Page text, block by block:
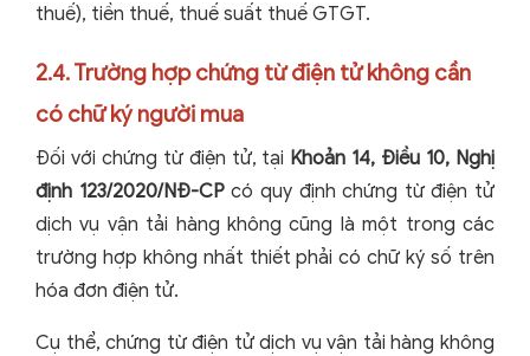
thuế), tiền thuế, thuế suất thuế GTGT.
2.4. Trường hợp chứng từ điện tử không cần
có chữ ký người mua
Đối với chứng từ điện tử, tại Khoản 14, Điều 10, Nghị
định 123/2020/NĐ-CPcó quy định chứng từ điện tử
dịch vụ vận tải hàng không cũng là một trong các
trường hợp không nhất thiết phải có chữ ký số trên
hóa đơn điện tử.
Cụ thể, chứng từ điện tử dịch vụ vận tải hàng không